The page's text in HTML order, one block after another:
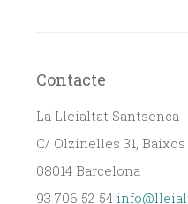
Contacte
La Lleialtat Santsenca
C/ Olzinelles 31, Baixos
08014 Barcelona
93 706 52 54